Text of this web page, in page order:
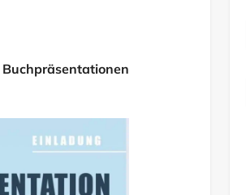
Buchpräsentationen